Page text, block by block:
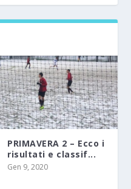
0
PRIMAVERA 2 – Ecco i
risultati e classif...
Gen 9, 2020